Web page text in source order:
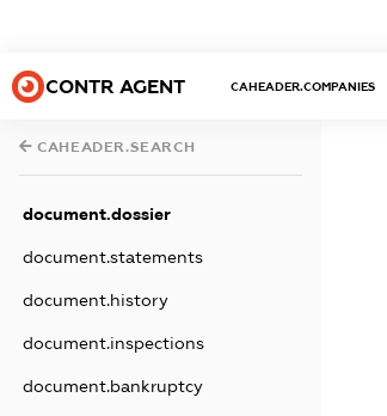
CONTR AGENT CAHEADER.COMPANIES
CAHEADER.SEARCH
document.dossier
document.statements
document.history
document.inspections
document.bankruptcy